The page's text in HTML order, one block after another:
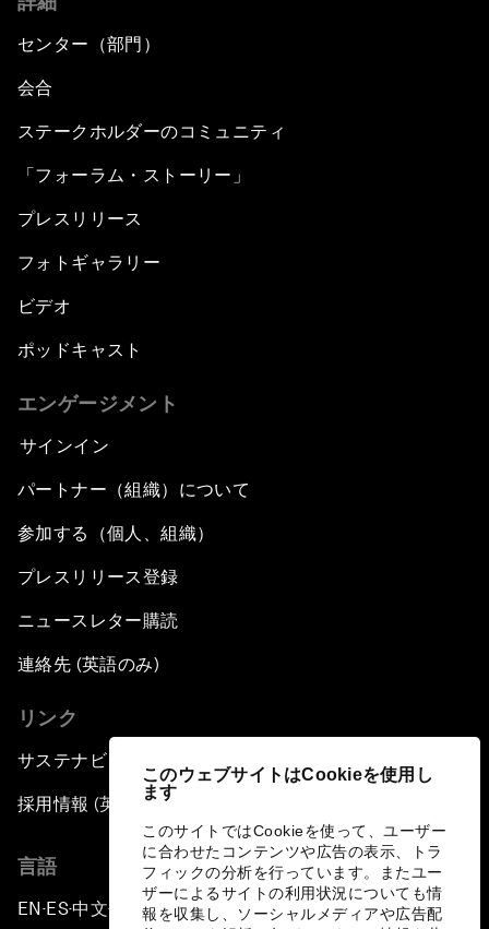
このウェブサイトはCookieを使用し
ます
このサイトではCookieを使って、ユーザー
に合わせたコンテンツや広告の表示、トラ
フィックの分析を行っています。またユー
ザーによるサイトの利用状況についても情
報を収集し、ソーシャルメディアや広告配
Forum Debate: The Price of Instability
Transformational Leadership
Transformational Leadership
An Insight, An Idea with Queen Rania
Religion: A Pretext for Conflict?
The End of Blindness
The Geo-Economics of Energy
Forum Debate: Leadership in Crisis
Global Health Security
The Future of Ukraine
Turkey's Vision for the G20
The End of Antibiotics
Achieving Africa’s Growth Agenda
センター（部門）
会合
ステークホルダーのコミュニティ
「フォーラム・ストーリー」
プレスリリース
フォトギャラリー
ビデオ
ポッドキャスト
エンゲージメント
サインイン
パートナー（組織）について
参加する（個人、組織）
プレスリリース登録
ニュースレター購読
連絡先 (英語のみ)
リンク
サステナビリティへの取り組み
採用情報 (英語のみ)
言語
EN ▪ES▪中文▪ 日本語